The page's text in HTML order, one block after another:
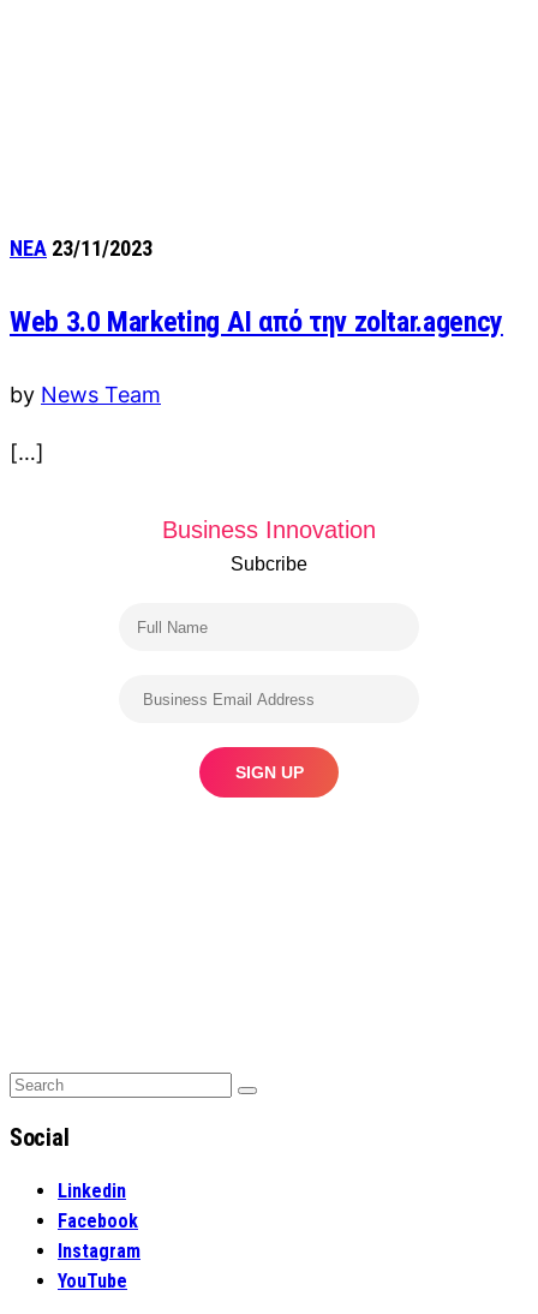
ΝΕΑ 23/11/2023
Web 3.0 Marketing AI από την zoltar.agency
by News Team
[…]
Business Innovation
Subcribe
Search
Search
Social
Linkedin
Facebook
Instagram
YouTube